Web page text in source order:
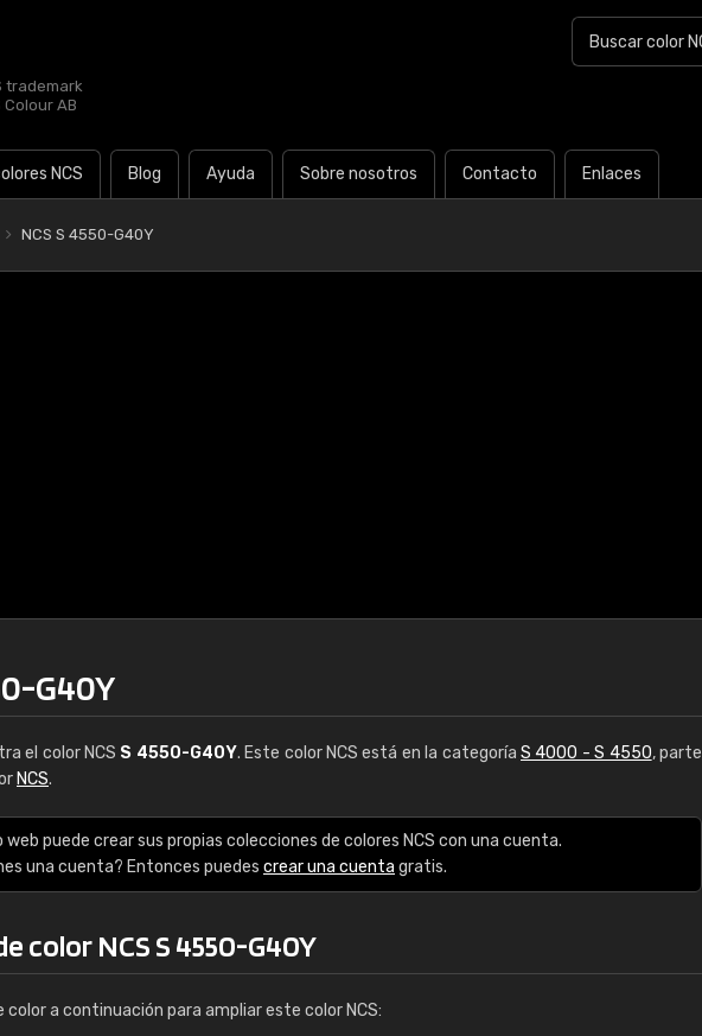
trademark
AB
NCS Blog Ayuda Sobre nosotros Contacto Enlaces
NCS S 4550-G40Y
G40Y
el color NCS S 4550-G40Y. Este color NCS está en la categoríaS 4000 - S 4550, parte
NCS.
web puede crear sus propias colecciones de colores NCS con una cuenta.
una cuenta? Entonces puedes crear una cuenta gratis.
color NCS S 4550-G40Y
color a continuación para ampliar este color NCS: